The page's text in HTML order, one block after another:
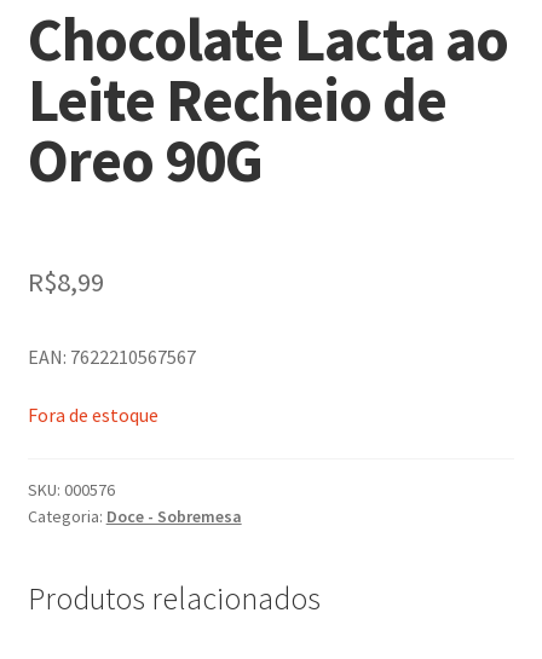
Chocolate Lacta ao
Leite Recheio de
Oreo 90G
R$8,99
EAN: 7622210567567
Fora de estoque
SKU: 000576
Categoria: Doce - Sobremesa
Produtos relacionados